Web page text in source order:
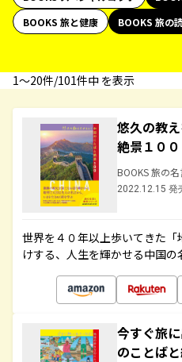
BOOKS 旅と健康
BOOKS 旅の
1〜20件/101件中 を表示
悠久の教
絶景１００
BOOKS 旅の
2022.12.15 発
世界を４０年以上歩いてきた
けする、人生を輝かせる中国
今すぐ旅
のことば